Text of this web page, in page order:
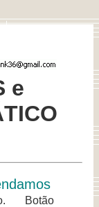
e
Botão